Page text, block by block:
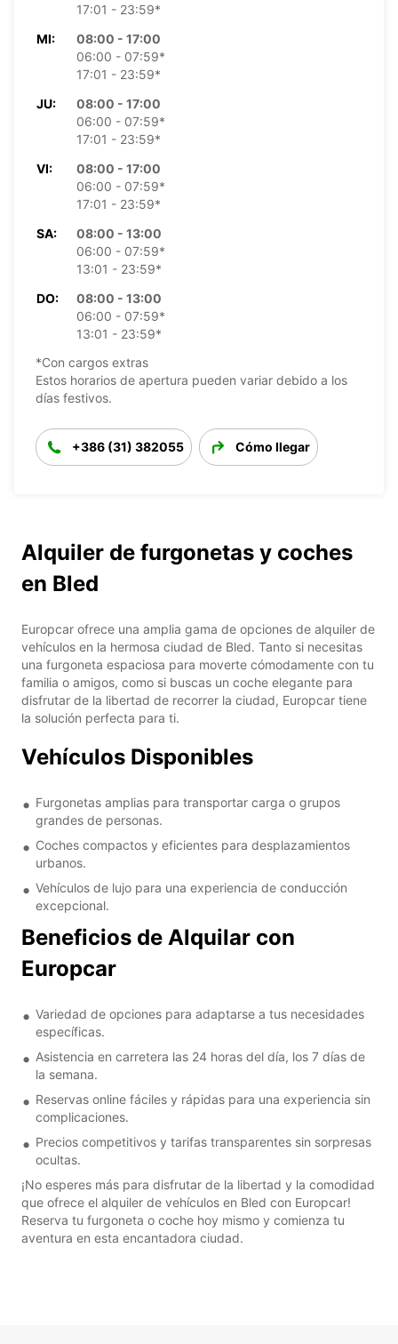
17:01 - 23:59*
MI:
08:00 - 17:00
06:00 - 07:59*
17:01 - 23:59*
JU:
08:00 - 17:00
06:00 - 07:59*
17:01 - 23:59*
VI:
08:00 - 17:00
06:00 - 07:59*
17:01 - 23:59*
SA:
08:00 - 13:00
06:00 - 07:59*
13:01 - 23:59*
DO:
08:00 - 13:00
06:00 - 07:59*
13:01 - 23:59*
*Con cargos extras
Estos horarios de apertura pueden variar debido a los
días festivos.
+386 (31) 382055 Cómo llegar
Alquiler de furgonetas y coches
en Bled
Europcar ofrece una amplia gama de opciones de alquiler de
vehículos en la hermosa ciudad de Bled. Tanto si necesitas
una furgoneta espaciosa para moverte cómodamente con tu
familia o amigos, como si buscas un coche elegante para
disfrutar de la libertad de recorrer la ciudad, Europcar tiene
la solución perfecta para ti.
Vehículos Disponibles
Furgonetas amplias para transportar carga o grupos
grandes de personas.
Coches compactos y eficientes para desplazamientos
urbanos.
Vehículos de lujo para una experiencia de conducción
excepcional.
Beneficios de Alquilar con
Europcar
Variedad de opciones para adaptarse a tus necesidades
específicas.
Asistencia en carretera las 24 horas del día, los 7 días de
la semana.
Reservas online fáciles y rápidas para una experiencia sin
complicaciones.
Precios competitivos y tarifas transparentes sin sorpresas
ocultas.
¡No esperes más para disfrutar de la libertad y la comodidad
que ofrece el alquiler de vehículos en Bled con Europcar!
Reserva tu furgoneta o coche hoy mismo y comienza tu
aventura en esta encantadora ciudad.